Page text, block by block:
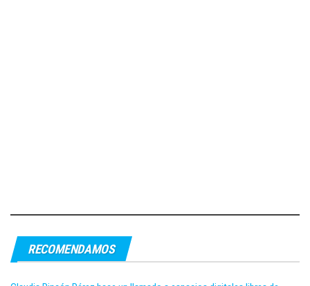
RECOMENDAMOS